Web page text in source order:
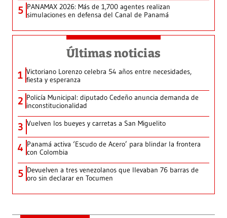
5 PANAMAX 2026: Más de 1,700 agentes realizan
simulaciones en defensa del Canal de Panamá
Últimas noticias
1 Victoriano Lorenzo celebra 54 años entre necesidades,
fiesta y esperanza
2 Policía Municipal: diputado Cedeño anuncia demanda de
inconstitucionalidad
3 Vuelven los bueyes y carretas a San Miguelito
4 Panamá activa ‘Escudo de Acero’ para blindar la frontera
con Colombia
5 Devuelven a tres venezolanos que llevaban 76 barras de
oro sin declarar en Tocumen